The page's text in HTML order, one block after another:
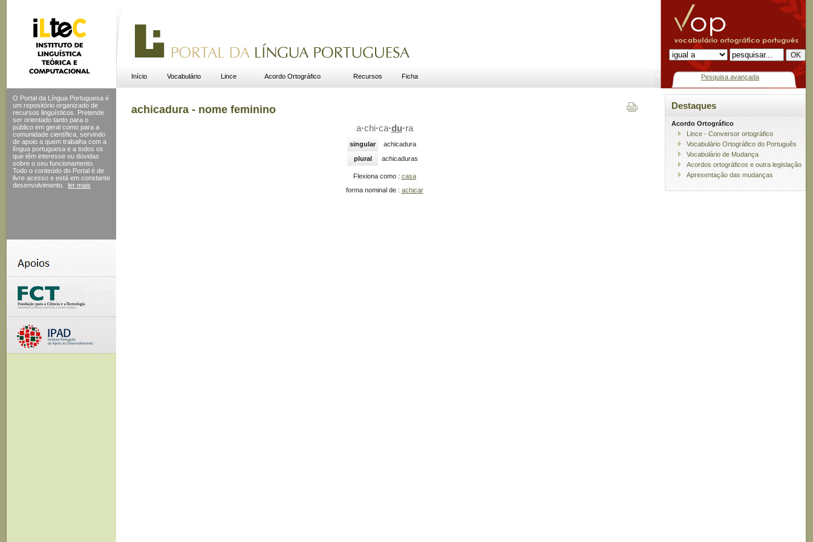
Início Vocabulário Lince Acordo Ortográfico Recursos Ficha Pesquisa avançada
O Portal da Língua Portuguesa é
um repositório organizado de
recursos linguísticos. Pretende
ser orientado tanto para o
público em geral como para a
comunidade científica, servindo
de apoio a quem trabalha com a
língua portuguesa e a todos os
que têm interesse ou dúvidas
sobre o seu funcionamento.
Todo o conteúdo do Portal é de
livre acesso e está em constante
desenvolvimento.
ler mais
achicadura - nome feminino
a·chi·ca·du·ra
singular
achicadura
plural
achicaduras
Flexiona como : casa
forma nominal de : achicar
Destaques
Acordo Ortográfico
Lince - Conversor ortográfico
Vocabulário Ortográfico do Português
Vocabulário de Mudança
Acordos ortográficos e outra legislação
Apresentação das mudanças